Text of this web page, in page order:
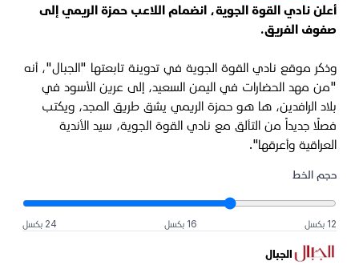
أعلن نادي القوة الجوية، انضمام اللاعب حمزة الريمي إلى
صفوف الفريق.
وذكر موقع نادي القوة الجوية في تدوينة تابعتها "الجبال"، أنه
"من مهد الحضارات في اليمن السعيد، إلى عرين الأسود في
بلاد الرافدين، ها هو حمزة الريمي يشق طريق المجد، ويكتب
فصلًا جديداً من التألق مع نادي القوة الجوية، سيد الأندية
العراقية وأعرقها".
حجم الخط
12 بكسل 16 بكسل 24 بكسل
الجبال